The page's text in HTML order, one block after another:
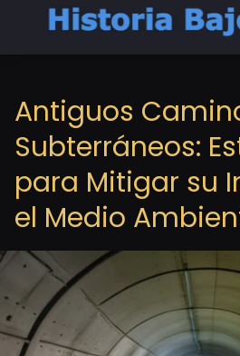
Antiguos
Subterráneos:
para Mitigar su
el Medio